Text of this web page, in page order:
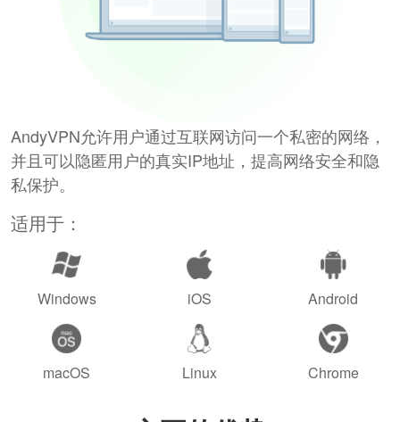
AndyVPN允许用户通过互联网访问一个私密的网络，
并且可以隐匿用户的真实IP地址，提高网络安全和隐
私保护。
适用于：
Windows iOS Android
macOS Linux Chrome